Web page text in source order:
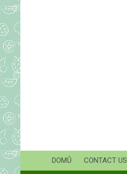
DOMŮ CONTACT US